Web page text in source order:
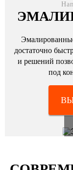
достаточно
и решений
под